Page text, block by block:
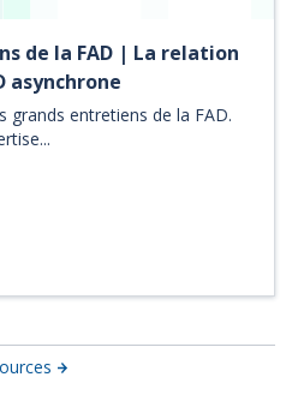
de la FAD | La relation
asynchrone
grands entretiens de la FAD.